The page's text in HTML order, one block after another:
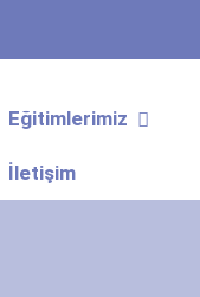
Eğitimlerimiz
İletişim